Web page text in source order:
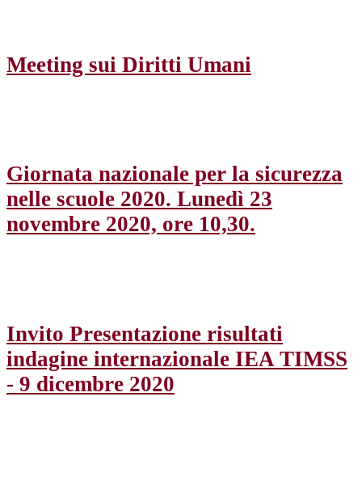
Meeting sui Diritti Umani
Giornata nazionale per la sicurezza
nelle scuole 2020. Lunedì 23
novembre 2020, ore 10,30.
Invito Presentazione risultati
indagine internazionale IEA TIMSS
- 9 dicembre 2020